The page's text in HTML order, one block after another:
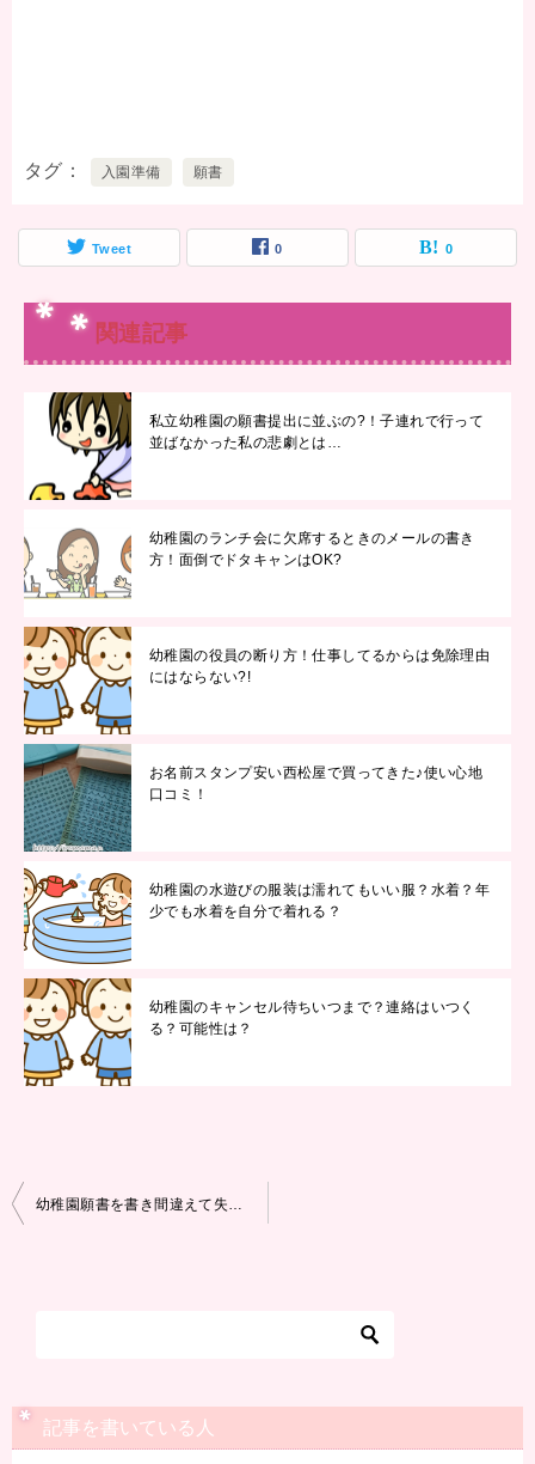
タグ 入園準備 願書
Tweet 0 0
関連記事
私立幼稚園の願書提出に並ぶの?！子連れで行って
並ばなかった私の悲劇とは…
幼稚園のランチ会に欠席するときのメールの書き
方！面倒でドタキャンはOK?
幼稚園の役員の断り方！仕事してるからは免除理由
にはならない?!
お名前スタンプ安い西松屋で買ってきた♪使い心地
口コミ！
幼稚園の水遊びの服装は濡れてもいい服？水着？年
少でも水着を自分で着れる？
幼稚園のキャンセル待ちいつまで？連絡はいつく
る？可能性は？
投
幼稚園願書を書き間違えて失敗してしまった!修正テープで直すのは可能？
記事を書いている人